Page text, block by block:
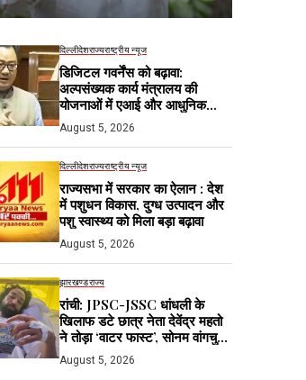
दिल्लीदेशराज्यराष्ट्रीय न्यूज
डिजिटल गवर्नेंस को बढ़ावा:
अल्पसंख्यक कार्य मंत्रालय की
योजनाओं में एआई और आधुनिक
तकनीकों का होगा उपयोग
August 5, 2026
दिल्लीदेशराज्यराष्ट्रीय न्यूज
राज्यसभा में सरकार का ऐलान : देश
में पशुधन विकास, दुग्ध उत्पादन और
पशु स्वास्थ्य को मिला बड़ा बढ़ावा
August 5, 2026
झारखण्डराज्य
रांची: JPSC-JSSC धांधली के
खिलाफ डटे छात्र नेता देवेंद्र महतो
ने तोड़ा ‘वाटर फास्ट’, सोनम वांगचुक
से लाइव बात के बाद मानी अपील; भूख
हड़ताल जारी
August 5, 2026